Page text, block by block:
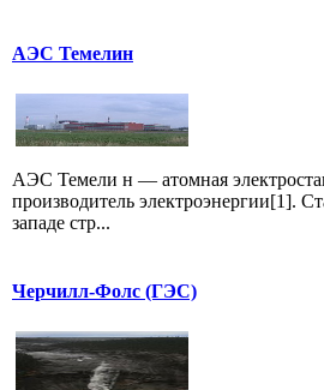
АЭС Темелин
АЭС Темели н — атомная
производитель электроэнергии[1].
западе стр...
Черчилл-Фолс (ГЭС)